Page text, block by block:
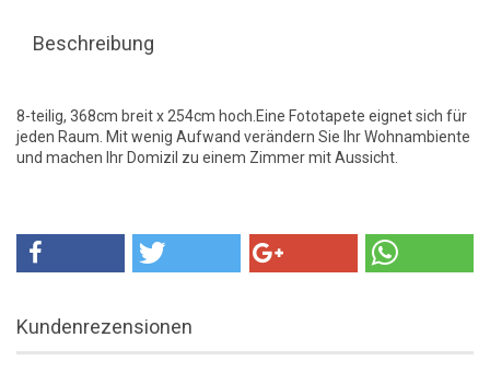
Beschreibung
8-teilig, 368cm breit x 254cm hoch.Eine Fototapete eignet sich für
jeden Raum. Mit wenig Aufwand verändern Sie Ihr Wohnambiente
und machen Ihr Domizil zu einem Zimmer mit Aussicht.
Kundenrezensionen